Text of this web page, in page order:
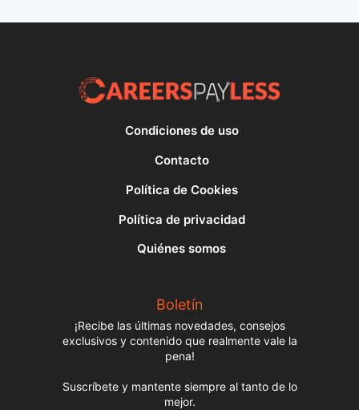
Condiciones de uso
Contacto
Política de Cookies
Política de privacidad
Quiénes somos
Boletín
¡Recibe las últimas novedades, consejos
exclusivos y contenido que realmente vale la
pena!
Suscríbete y mantente siempre al tanto de lo
mejor.